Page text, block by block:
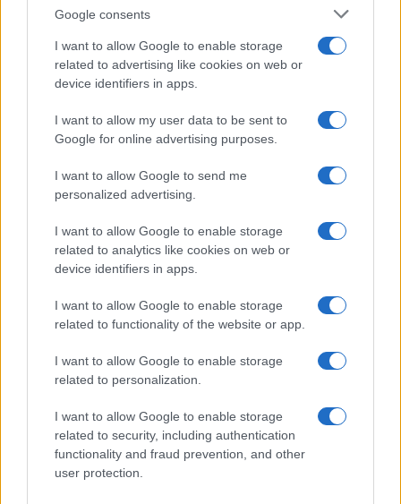
Google consents
I want to allow Google to enable storage
related to advertising like cookies on web or
device identifiers in apps.
I want to allow my user data to be sent to
Google for online advertising purposes.
I want to allow Google to send me
personalized advertising.
I want to allow Google to enable storage
related to analytics like cookies on web or
device identifiers in apps.
I want to allow Google to enable storage
related to functionality of the website or app.
I want to allow Google to enable storage
related to personalization.
I want to allow Google to enable storage
related to security, including authentication
functionality and fraud prevention, and other
user protection.
zenekarunk nagyon más műfajban mozog, mint a Konyha, de
ez a zenei és vizuális produkció és az, hogy éreztük, Matyi
mennyire szívből csinálja az egészet, abszolút megnyert
minket. Éreztük, hogy ebből valami jó dolog fog kisülni,
amiben nekünk is érdemes részt venni, és számunkra is
nagy újdonság és kihívás volt a közös munka” – fogalmazta
A live session ötlete nagyjából egy
mivel aHazahazakereteibe nem fért bele a délszláv zenei
világ egyik legfontosabb összetevője, a páratlan ritmus,